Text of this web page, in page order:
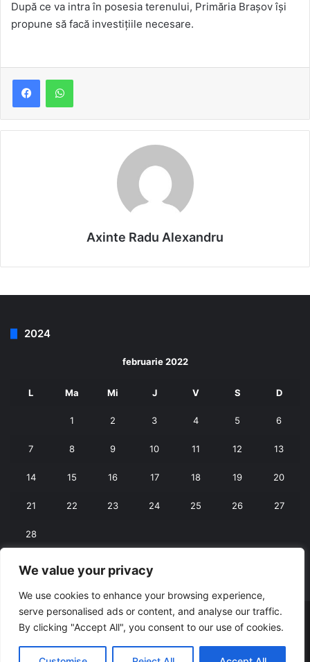
We value your privacy
We use cookies to enhance your browsing experience,
serve personalised ads or content, and analyse our traffic.
By clicking "Accept All", you consent to our use of cookies.
După ce va intra în posesia terenului, Primăria Brașov își
propune să facă investițiile necesare.
Axinte Radu Alexandru
2024
februarie 2022
L Ma Mi J V S D
1 2 3 4 5 6
7 8 9 10 11 12 13
14 15 16 17 18 19 20
21 22 23 24 25 26 27
28
« ian. mart. »
© Copyright 2026, All Rights Reserved | RexNet